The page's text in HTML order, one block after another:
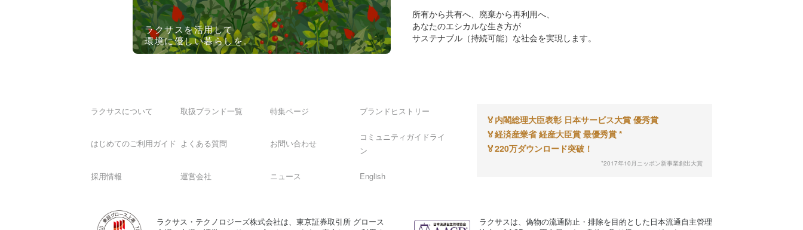
ラクサスを活用して
環境に優しい暮らしを。
所有から共有へ、廃棄から再利用へ、
あなたのエシカルな生き方が
サステナブル（持続可能）な社会を実現します。
ラクサスについて 取扱ブランド一覧 特集ページ ブランドヒストリー
はじめてのご利用ガイド よくある質問 お問い合わせ
コミュニティガイドライ
ン
採用情報 運営会社 ニュース English
🏅 内閣総理大臣表彰 日本サービス大賞 優秀賞
🏅経済産業省 経産大臣賞 最優秀賞 *
🏅220万ダウンロード突破！
*2017年10月ニッポン新事業創出大賞
ラクサス・テクノロジーズ株式会社は、東京証券取引所 グロース
ラクサスは、偽物の流通防止・排除を目的とした日本流通自主管理